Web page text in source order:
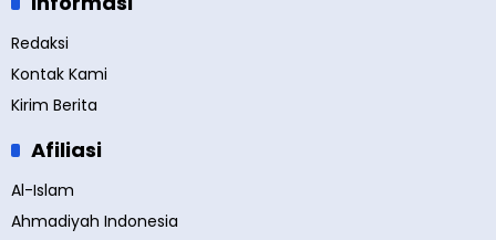
Redaksi
Kontak Kami
Kirim Berita
Afiliasi
Al-Islam
Ahmadiyah Indonesia